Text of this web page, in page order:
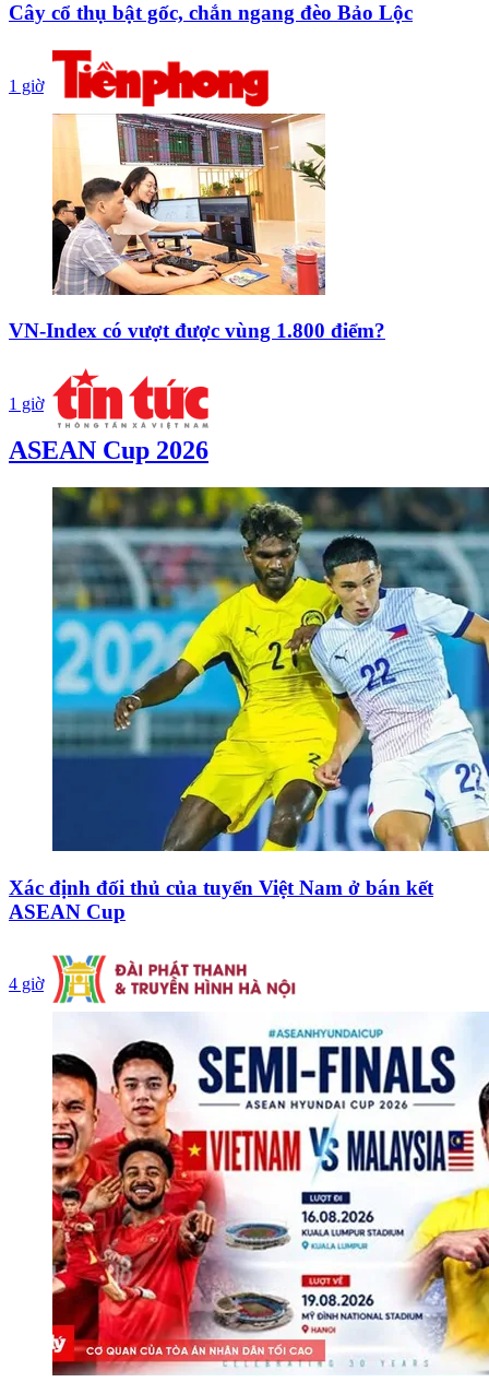
Cây cổ thụ bật gốc, chắn ngang đèo Bảo Lộc
1 giờ
VN-Index có vượt được vùng 1.800 điểm?
1 giờ
ASEAN Cup 2026
Xác định đối thủ của tuyển Việt Nam ở bán kết
ASEAN Cup
4 giờ